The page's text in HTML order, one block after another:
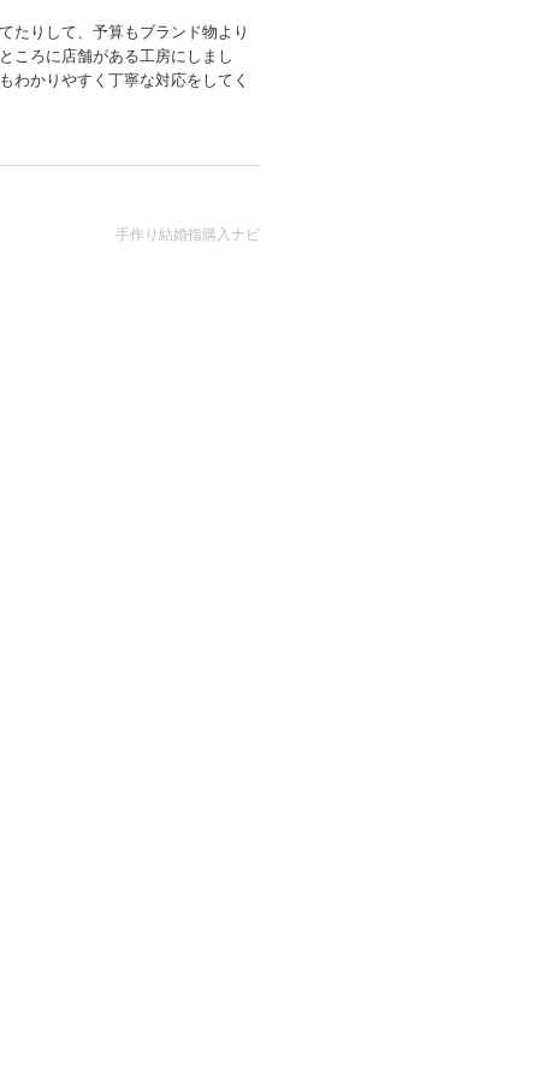
たりして、予算もブランド物より
ころに店舗がある工房にしまし
わかりやすく丁寧な対応をしてく
手作り結婚指購入ナビ